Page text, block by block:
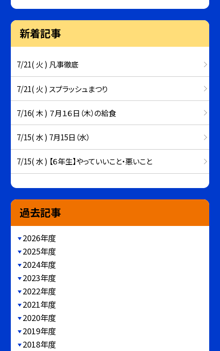
新着記事
7/21( 火 ) 凡事徹底
7/21( 火 ) スプラッシュまつり
7/16( 木 ) ７月１６日（木）の給食
7/15( 水 ) 7月15日（水）
7/15( 水 ) 【６年生】やっていいこと・悪いこと
過去記事
2026年度
2025年度
2024年度
2023年度
2022年度
2021年度
2020年度
2019年度
2018年度